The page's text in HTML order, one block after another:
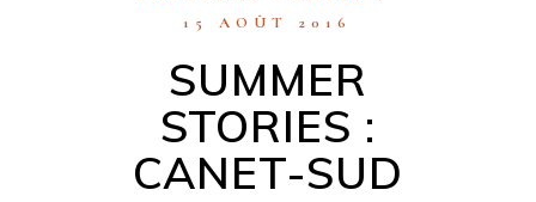
15 AOÛT 2016
SUMMER
STORIES :
CANET-SUD